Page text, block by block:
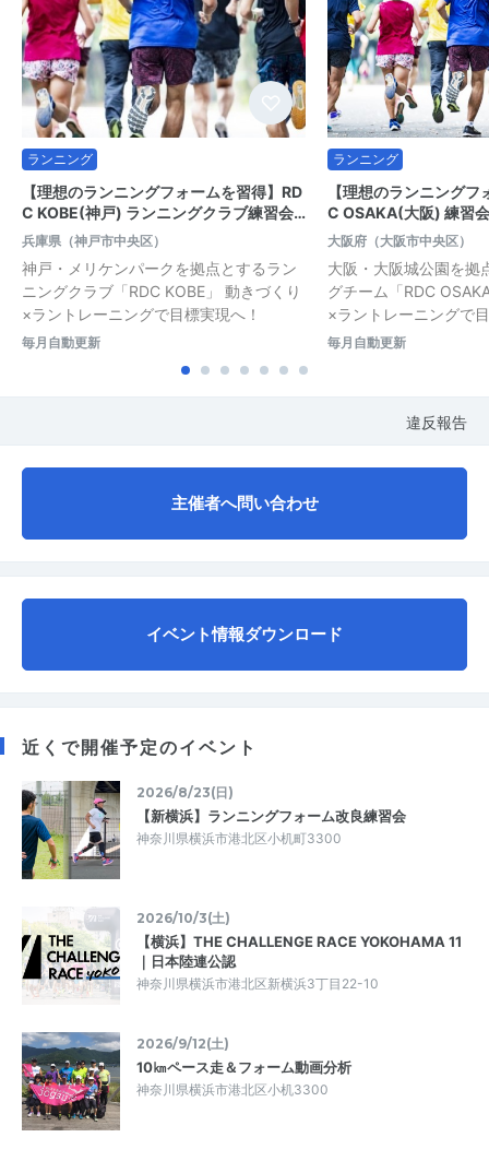
ランニング
【理想のランニングフォームを習得】RD
C KOBE(神戸) ランニングクラブ練習会…
兵庫県（神戸市中央区）
神戸・メリケンパークを拠点とするラン
ニングクラブ「RDC KOBE」 動きづくり
×ラントレーニングで目標実現へ！
毎月自動更新
ランニング
【理想のランニング
C OSAKA(大阪) 練習
大阪府（大阪市中央区）
大阪・大阪城公園を拠
グチーム「RDC
×ラントレーニングで
毎月自動更新
違反報告
主催者へ問い合わせ
イベント情報ダウンロード
近くで開催予定のイベント
2026/8/23(日)
【新横浜】ランニングフォーム改良練習会
神奈川県横浜市港北区小机町3300
2026/10/3(土)
【横浜】THE CHALLENGE RACE YOKOHAMA 11
｜日本陸連公認
神奈川県横浜市港北区新横浜3丁目22-10
2026/9/12(土)
10㎞ペース走＆フォーム動画分析
神奈川県横浜市港北区小机3300